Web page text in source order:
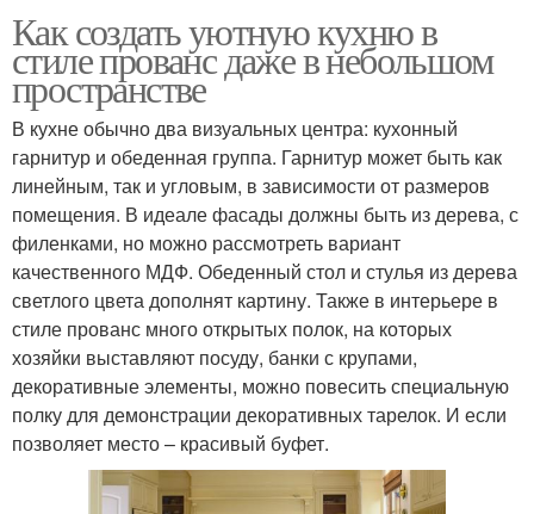
Как создать уютную кухню в
стиле прованс даже в небольшом
пространстве
В кухне обычно два визуальных центра: кухонный
гарнитур и обеденная группа. Гарнитур может быть как
линейным, так и угловым, в зависимости от размеров
помещения. В идеале фасады должны быть из дерева, с
филенками, но можно рассмотреть вариант
качественного МДФ. Обеденный стол и стулья из дерева
светлого цвета дополнят картину. Также в интерьере в
стиле прованс много открытых полок, на которых
хозяйки выставляют посуду, банки с крупами,
декоративные элементы, можно повесить специальную
полку для демонстрации декоративных тарелок. И если
позволяет место – красивый буфет.